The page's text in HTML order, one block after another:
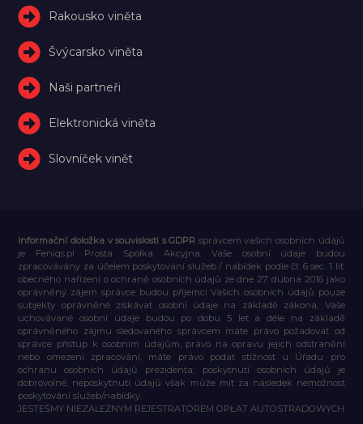
Rakousko viněta
Švýcarsko viněta
Naši partneři
Elektronická viněta
Slovníček vinět
Informační doložka v souvislosti s GDPR správcem vašich osobních údajů
je Feniqs.pl Prosta Spółka Akcyjna. Vaše osobní údaje budou
zpracovávány za účelem poskytování služeb / nabídek podle čl. 6 sec. 1 lit.
obecného nařízení o ochraně osobních údajů ze dne 27. dubna 2016 jako
oprávněný zájem správce budou příjemci Vašich osobních údajů pouze
subjekty oprávněné získávat osobní údaje na základě zákona, Vaše
uchovávané osobní údaje budou po dobu 5 let a déle na základě
oprávněného zájmu sledovaného správcem máte právo požadovat od
správce přístup k osobním údajům, právo na opravu jejich odstranění
nebo omezení zpracování, máte právo podat stížnost u Úřadu pro
ochranu osobních údajů prezidenta, poskytnutí osobních údajů je
dobrovolné, neposkytnutí údajů však může mít za následek nemožnost
poskytování služeb/nabídky.
JESTEŚMY NIEZALEŻNYM REJESTRATOREM OPŁAT AUTOSTRADOWYCH